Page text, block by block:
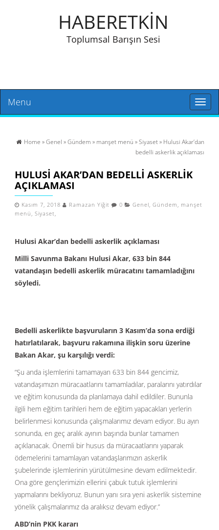
HABERETKİN
Toplumsal Barışın Sesi
Toggle
Menu
Home »Genel »Gündem » manşet menü »Siyaset» Hulusi Akar’dan
bedelli askerlik açıklaması
HULUSI AKAR’DAN BEDELLI ASKERLIK
AÇIKLAMASI
Kasım 7, 2018 Ramazan Yiğit 0 Genel, Gündem , manşet
menü , Siyaset,
Hulusi Akar’dan bedelli askerlik açıklaması
Milli Savunma Bakanı Hulusi Akar, 633 bin 844
vatandaşın bedelli askerlik müracatını tamamladığını
söyledi.
Bedelli askerlikte başvuruların 3 Kasım’da sona erdiği
hatırlatılarak, başvuru rakamına ilişkin soru üzerine
Bakan Akar, şu karşılığı verdi:
“Şu anda işlemlerini tamamayan 633 bin 844 gencimiz,
vatandaşımızın müracaatlarını tamamladılar, paralarını yatırdılar
ve eğitim konusunda da planlamaya dahil edildiler. Bununla
ilgili hem eğitim tarihleri hem de eğitim yapacakları yerlerin
belirlenmesi konusunda çalışmalarımız devam ediyor. Bu ayın
sonunda, en geç aralık ayının başında bunlar tamamen
açıklanacak. Önemli bir husus da müracaatlarını yaparak
ödemelerini tamamlayan vatandaşlarımızın askerlik
şubelerinde işlemlerinin yürütülmesine devam edilmektedir.
Ona göre gençlerimizin ellerini çabuk tutuk işlemlerini
yapmalarını bekliyoruz. Bunun yanı sıra yeni askerlik sistemine
yönelik çalışmalarımız da aralıksız devam ediyor.”
ABD’nin PKK kararı